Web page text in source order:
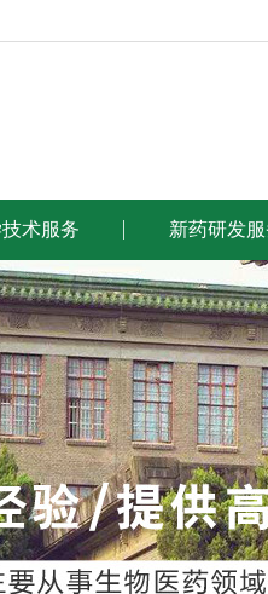
术服务 新药研发